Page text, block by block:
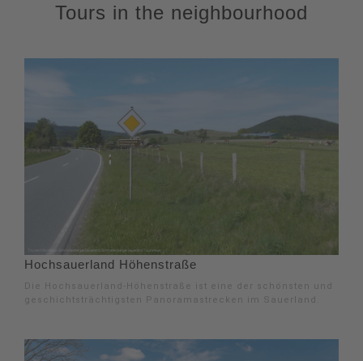
Tours in the neighbourhood
Hochsauerland Höhenstraße
Die Hochsauerland-Höhenstraße ist eine der schönsten und
geschichtsträchtigsten Panoramastrecken im Sauerland.